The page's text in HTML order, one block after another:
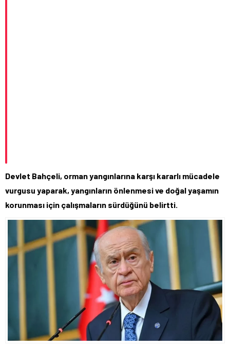
Devlet Bahçeli, orman yangınlarına karşı kararlı mücadele
vurgusu yaparak, yangınların önlenmesi ve doğal yaşamın
korunması için çalışmaların sürdüğünü belirtti.